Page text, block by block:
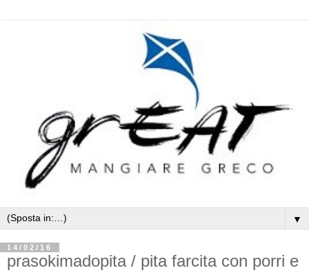
▼
14/02/16
prasokimadopita / pita farcita con porri e